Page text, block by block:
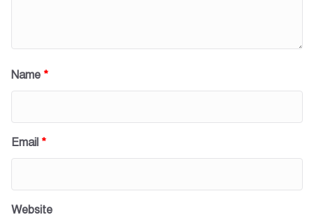
Name *
Email *
Website